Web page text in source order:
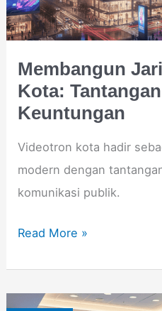
Membangun
Kota:
Keuntungan
Videotron kota hadir
modern dengan
komunikasi publik.
dan
Keuntungan
Read More »